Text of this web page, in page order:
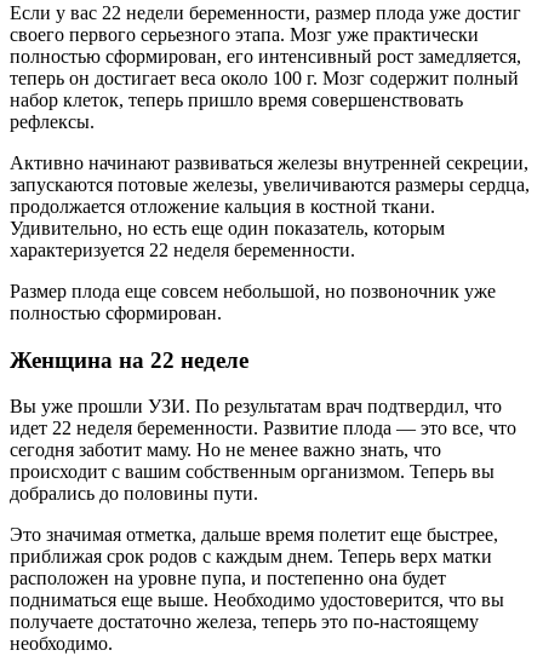
Если у вас 22 недели беременности, размер плода уже достиг
своего первого серьезного этапа. Мозг уже практически
полностью сформирован, его интенсивный рост замедляется,
теперь он достигает веса около 100 г. Мозг содержит полный
набор клеток, теперь пришло время совершенствовать
рефлексы.
Активно начинают развиваться железы внутренней секреции,
запускаются потовые железы, увеличиваются размеры сердца,
продолжается отложение кальция в костной ткани.
Удивительно, но есть еще один показатель, которым
характеризуется 22 неделя беременности.
Размер плода еще совсем небольшой, но позвоночник уже
полностью сформирован.
Женщина на 22 неделе
Вы уже прошли УЗИ. По результатам врач подтвердил, что
идет 22 неделя беременности. Развитие плода — это все, что
сегодня заботит маму. Но не менее важно знать, что
происходит с вашим собственным организмом. Теперь вы
добрались до половины пути.
Это значимая отметка, дальше время полетит еще быстрее,
приближая срок родов с каждым днем. Теперь верх матки
расположен на уровне пупа, и постепенно она будет
подниматься еще выше. Необходимо удостоверится, что вы
получаете достаточно железа, теперь это по-настоящему
необходимо.